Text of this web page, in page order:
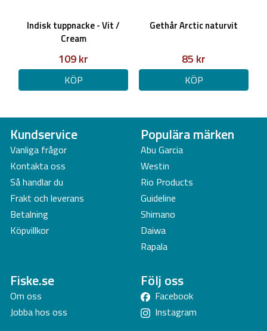
Indisk tuppnacke - Vit /
Cream
109 kr
KÖP
Gethår Arctic naturvit
85 kr
KÖP
Kundservice
Vanliga frågor
Kontakta oss
Så handlar du
Frakt och leverans
Betalning
Köpvillkor
Populära märken
Abu Garcia
Westin
Rio Products
Guideline
Shimano
Daiwa
Rapala
Fiske.se
Om oss
Jobba hos oss
Följ oss
Facebook
Instagram